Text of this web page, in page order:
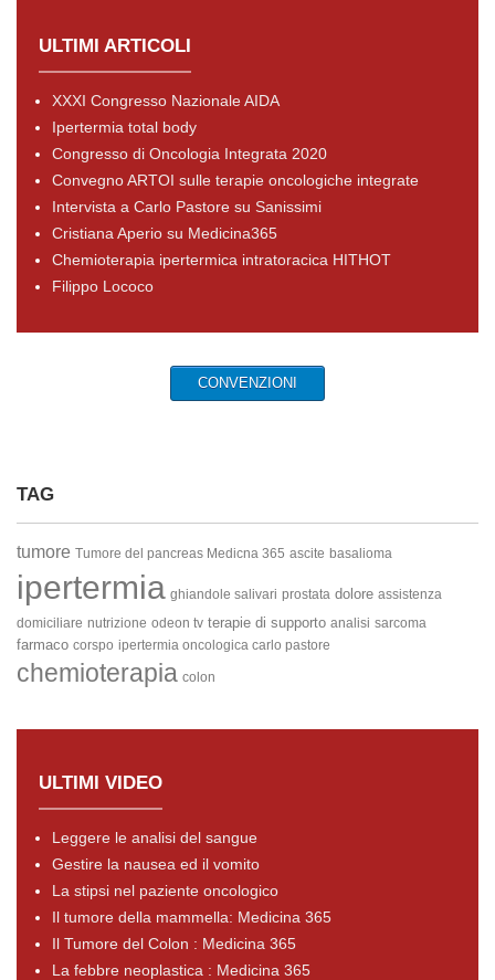
ULTIMI ARTICOLI
XXXI Congresso Nazionale AIDA
Ipertermia total body
Congresso di Oncologia Integrata 2020
Convegno ARTOI sulle terapie oncologiche integrate
Intervista a Carlo Pastore su Sanissimi
Cristiana Aperio su Medicina365
Chemioterapia ipertermica intratoracica HITHOT
Filippo Lococo
CONVENZIONI
TAG
tumore Tumore del pancreas Medicna 365 ascite basalioma
ipertermia ghiandole salivari prostata dolore assistenza
domiciliare nutrizione odeon tv terapie di supporto analisi sarcoma
farmaco corspo ipertermia oncologica carlo pastore
chemioterapia colon
ULTIMI VIDEO
Leggere le analisi del sangue
Gestire la nausea ed il vomito
La stipsi nel paziente oncologico
Il tumore della mammella: Medicina 365
Il Tumore del Colon : Medicina 365
La febbre neoplastica : Medicina 365